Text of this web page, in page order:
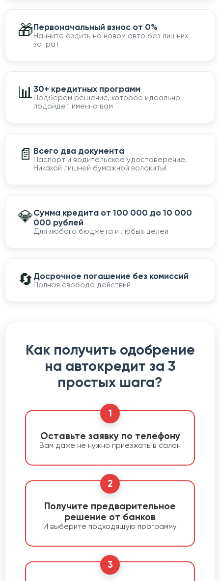
🎁Первоначальный взнос от 0%
Начните ездить на новом авто без лишних
затрат
📊30+ кредитных программ
Подберем решение, которое идеально
подойдет именно вам
📄 Всего два документа
Паспорт и водительское удостоверение.
Никакой лишней бумажной волокиты!
💎Сумма кредита от 100 000 до 10 000
000 рублей
Для любого бюджета и любых целей
🔄 Досрочное погашение без комиссий
Полная свобода действий
Как получить одобрение
на автокредит за 3
простых шага?
1
Оставьте заявку по телефону
Вам даже не нужно приезжать в салон
2
Получите предварительное
решение от банков
И выберите подходящую программу
3